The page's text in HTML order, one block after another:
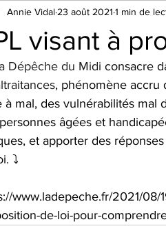
La presse en
visant à
Annie Vidal 23 août 2021 1 min de
Dépêche du Midi consacre
, phénomène accru
à mal, des vulnérabilités mal
âgées et
et apporter des
⤵️
www.ladepeche.fr/2021/08/
de-loi-pour-